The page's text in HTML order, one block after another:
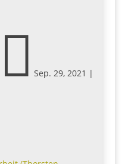
 Sep. 29, 2021 |